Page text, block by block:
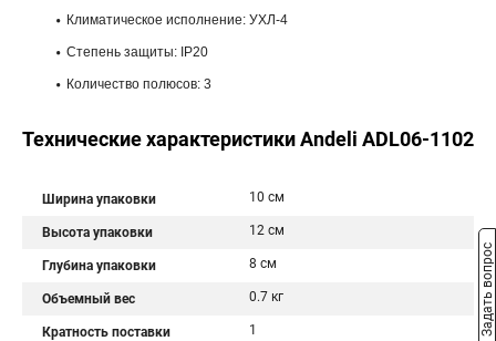
Климатическое исполнение: УХЛ-4
Степень защиты: IP20
Количество полюсов: 3
Технические характеристики Andeli ADL06-1102
Ширина упаковки 10 см
Высота упаковки 12 см
Глубина упаковки 8 см
Объемный вес 0.7 кг
Кратность поставки 1 Задать вопрос